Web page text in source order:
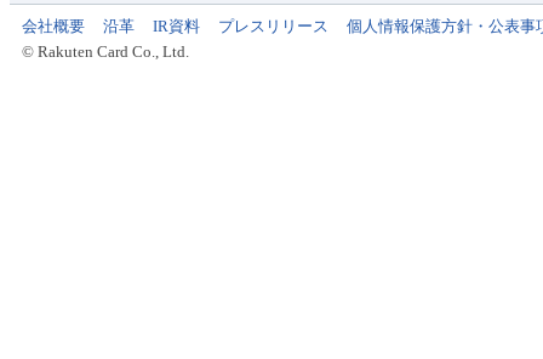
会社概要 沿革 IR資料 プレスリリース
個人情報保護方針・公表事
© Rakuten Card Co., Ltd.